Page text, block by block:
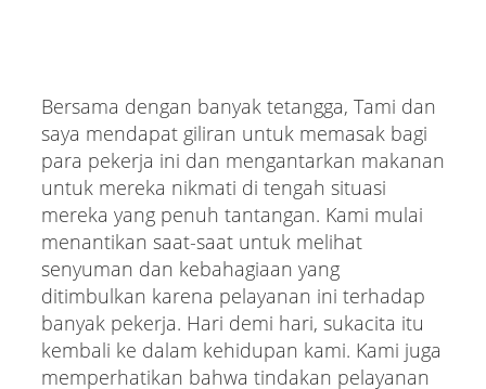
Bersama dengan banyak tetangga, Tami dan
saya mendapat giliran untuk memasak bagi
para pekerja ini dan mengantarkan makanan
untuk mereka nikmati di tengah situasi
mereka yang penuh tantangan. Kami mulai
menantikan saat-saat untuk melihat
senyuman dan kebahagiaan yang
ditimbulkan karena pelayanan ini terhadap
banyak pekerja. Hari demi hari, sukacita itu
kembali ke dalam kehidupan kami. Kami juga
memperhatikan bahwa tindakan pelayanan